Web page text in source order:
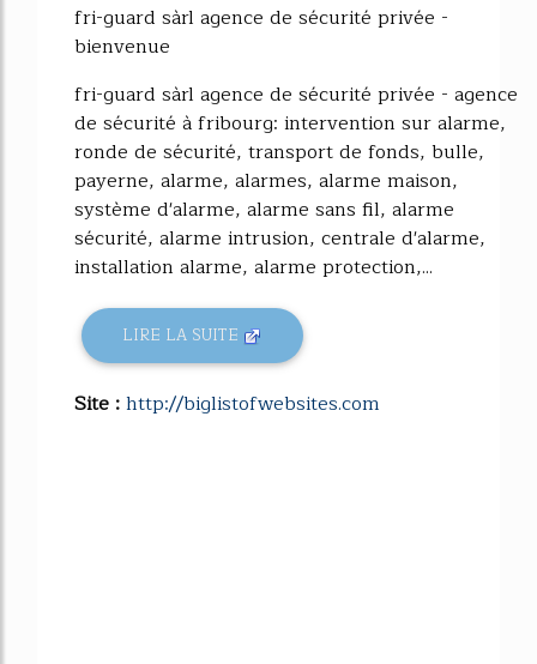
fri-guard sàrl agence de sécurité privée -
bienvenue
fri-guard sàrl agence de sécurité privée - agence
de sécurité à fribourg: intervention sur alarme,
ronde de sécurité, transport de fonds, bulle,
payerne, alarme, alarmes, alarme maison,
système d'alarme, alarme sans fil, alarme
sécurité, alarme intrusion, centrale d'alarme,
installation alarme, alarme protection,...
LIRE LA SUITE
Site :http://biglistofwebsites.com